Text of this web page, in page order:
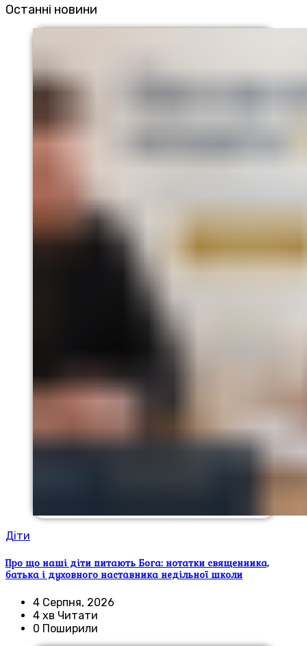
Останні новини
Діти
Про що наші діти питають Бога: нотатки священника,
батька і духовного наставника недільної школи
4 Серпня, 2026
4 хв Читати
0 Поширили